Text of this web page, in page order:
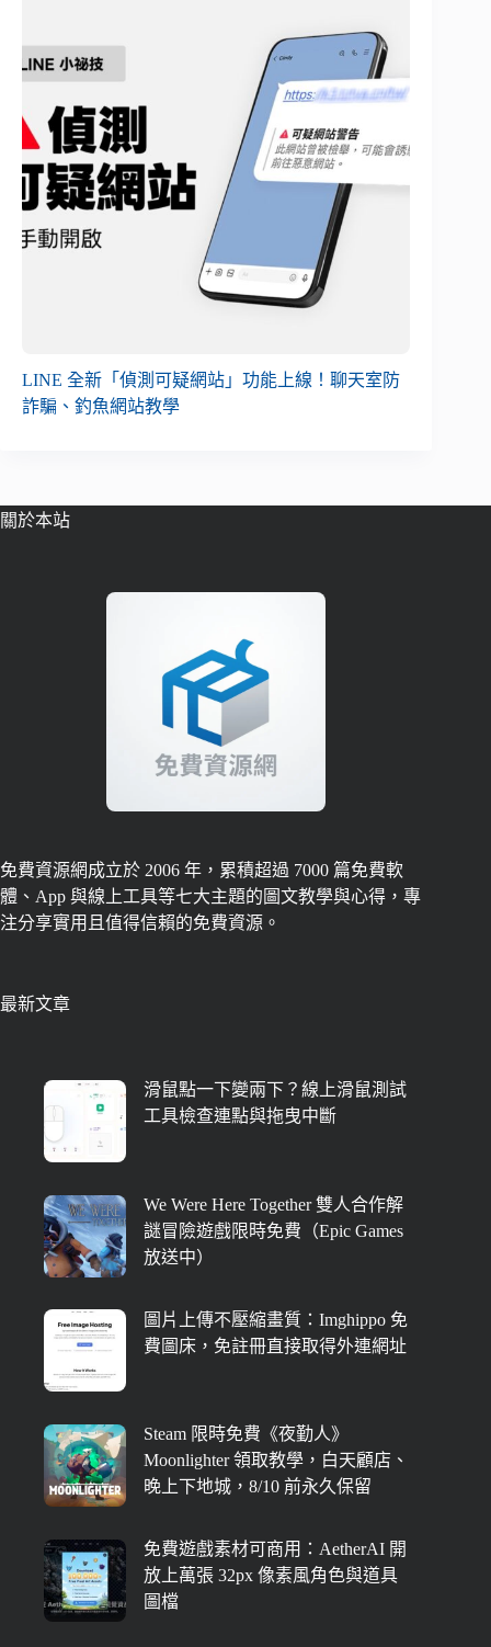
LINE 全新「偵測可疑網站」功能上線！聊天室防
詐騙、釣魚網站教學
關於本站
免費資源網成立於 2006 年，累積超過 7000 篇免費軟
體、App 與線上工具等七大主題的圖文教學與心得，專
注分享實用且值得信賴的免費資源。
最新文章
滑鼠點一下變兩下？線上滑鼠測試
工具檢查連點與拖曳中斷
We Were Here Together 雙人合作解
謎冒險遊戲限時免費（Epic Games
放送中）
圖片上傳不壓縮畫質：Imghippo 免
費圖床，免註冊直接取得外連網址
Steam 限時免費《夜勤人》
Moonlighter 領取教學，白天顧店、
晚上下地城，8/10 前永久保留
免費遊戲素材可商用：AetherAI 開
放上萬張 32px 像素風角色與道具
圖檔